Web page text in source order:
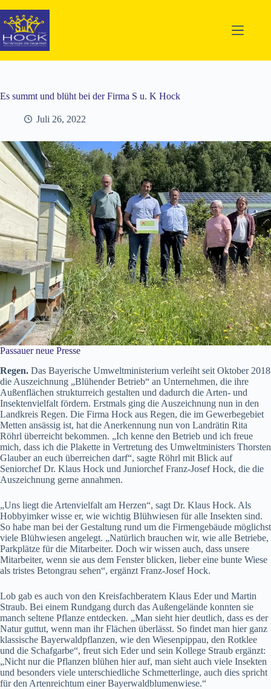
Inhalt
springen
Es summt und blüht bei der Firma S u. K Hock
Juli 26, 2022
Passauer neue Presse
Regen. Das Bayerische Umweltministerium verleiht seit Oktober 2018
die Auszeichnung „Blühender Betrieb“ an Unternehmen, die ihre
Außenflächen strukturreich gestalten und dadurch die Arten- und
Insektenvielfalt fördern. Erstmals ging die Auszeichnung nun in den
Landkreis Regen. Die Firma Hock aus Regen, die im Gewerbegebiet
Metten ansässig ist, hat die Anerkennung nun von Landrätin Rita
Röhrl überreicht bekommen. „Ich kenne den Betrieb und ich freue
mich, dass ich die Plakette in Vertretung des Umweltministers Thorsten
Glauber an euch überreichen darf“, sagte Röhrl mit Blick auf
Seniorchef Dr. Klaus Hock und Juniorchef Franz-Josef Hock, die die
Auszeichnung gerne annahmen.
„Uns liegt die Artenvielfalt am Herzen“, sagt Dr. Klaus Hock. Als
Hobbyimker wisse er, wie wichtig Blühwiesen für alle Insekten sind.
So habe man bei der Gestaltung rund um die Firmengebäude möglichst
viele Blühwiesen angelegt. „Natürlich brauchen wir, wie alle Betriebe,
Parkplätze für die Mitarbeiter. Doch wir wissen auch, dass unsere
Mitarbeiter, wenn sie aus dem Fenster blicken, lieber eine bunte Wiese
als tristes Betongrau sehen“, ergänzt Franz-Josef Hock.
Lob gab es auch von den Kreisfachberatern Klaus Eder und Martin
Straub. Bei einem Rundgang durch das Außengelände konnten sie
manch seltene Pflanze entdecken. „Man sieht hier deutlich, dass es der
Natur guttut, wenn man ihr Flächen überlässt. So findet man hier ganz
klassische Bayerwaldpflanzen, wie den Wiesenpippau, den Rotklee
und die Schafgarbe“, freut sich Eder und sein Kollege Straub ergänzt:
„Nicht nur die Pflanzen blühen hier auf, man sieht auch viele Insekten
und besonders viele unterschiedliche Schmetterlinge, auch dies spricht
für den Artenreichtum einer Bayerwaldblumenwiese.“